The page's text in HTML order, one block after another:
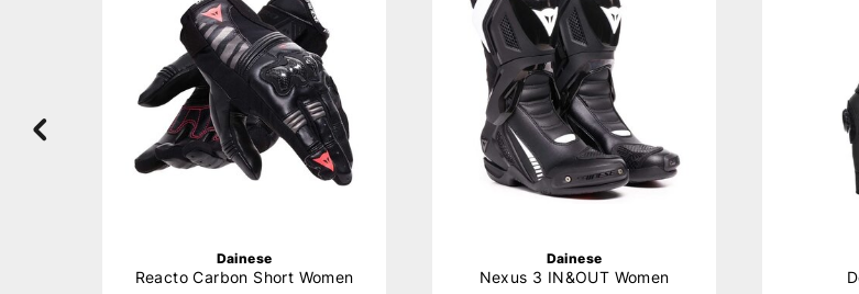
Dainese
Reacto Carbon Short Women
Dainese
Nexus 3 IN&OUT Women